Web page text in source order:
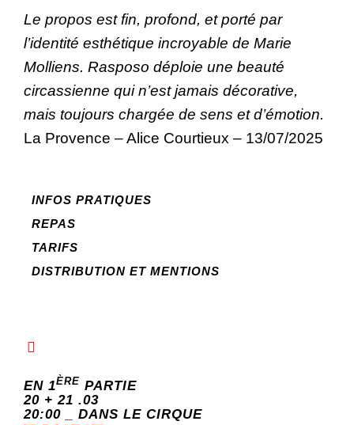
Le propos est fin, profond, et porté par
l’identité esthétique incroyable de Marie
Molliens. Rasposo déploie une beauté
circassienne qui n’est jamais décorative,
mais toujours chargée de sens et d’émotion.
La Provence – Alice Courtieux – 13/07/2025
INFOS PRATIQUES
REPAS
TARIFS
DISTRIBUTION ET MENTIONS
EN 1ÈRE PARTIE
20 + 21 .03
20:00 _ DANS LE CIRQUE